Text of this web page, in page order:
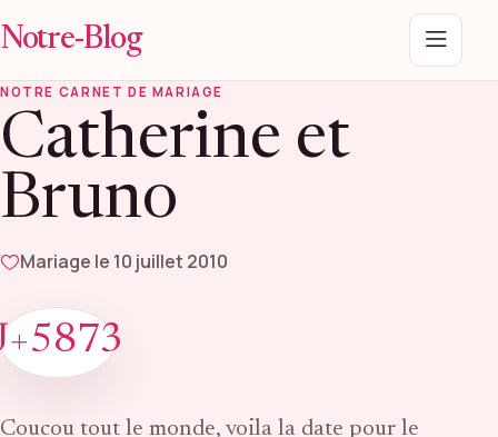
Notre-Blog Menu
NOTRE CARNET DE MARIAGE
Catherine et
Bruno
Mariage le 10 juillet 2010
Coucou tout le monde, voila la date pour le